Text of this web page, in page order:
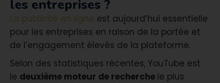
les entreprises ?
La publicité en ligne est aujourd’hui essentielle
pour les entreprises en raison de la portée et
de l’engagement élevés de la plateforme.
Selon des statistiques récentes, YouTube est
le deuxième moteur de recherche le plus